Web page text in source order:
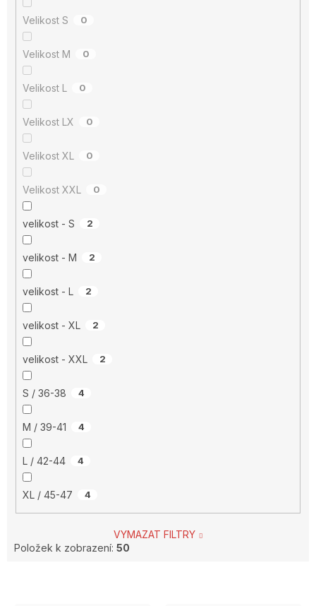
Velikost S 0
Velikost M 0
Velikost L 0
Velikost LX 0
Velikost XL 0
Velikost XXL 0
velikost - S 2
velikost - M 2
velikost - L 2
velikost - XL 2
velikost - XXL 2
S / 36-38 4
M / 39-41 4
L / 42-44 4
XL / 45-47 4
VYMAZAT FILTRY
Položek k zobrazení: 50